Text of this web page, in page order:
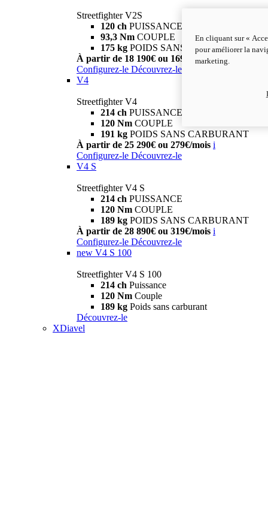
Streetfighter V2S
120 ch PUISSANCE
93,3 Nm COUPLE
175 kg POIDS SANS CARBURANT
À partir de 18 190€ ou 169€/mois i
Configurez-le Découvrez-le
V4
Streetfighter V4
214 ch PUISSANCE
120 Nm COUPLE
191 kg POIDS SANS CARBURANT
À partir de 25 290€ ou 279€/mois i
Configurez-le Découvrez-le
V4 S
Streetfighter V4 S
214 ch PUISSANCE
120 Nm COUPLE
189 kg POIDS SANS CARBURANT
À partir de 28 890€ ou 319€/mois i
Configurez-le Découvrez-le
new V4 S 100
Streetfighter V4 S 100
214 ch Puissance
120 Nm Couple
189 kg Poids sans carburant
Découvrez-le
XDiavel
En cliquant sur «
pour améliorer la
marketing.